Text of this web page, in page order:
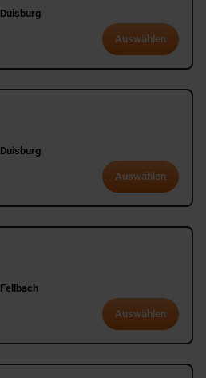
Duisburg
Auswählen
Duisburg
Auswählen
Fellbach
Auswählen